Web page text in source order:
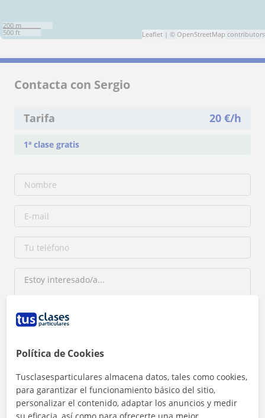
200 m
500 ft
Leaflet | © OpenStreetMap contributors
Contacta con Sergio
Tarifa 20 €/h
1ª clase gratis
Contactar ahora
Política de Cookies
Tusclasesparticulares almacena datos, tales como cookies,
para garantizar el funcionamiento básico del sitio,
personalizar el contenido, adaptar los anuncios y medir
su eficacia, así como para ofrecerte una mejor